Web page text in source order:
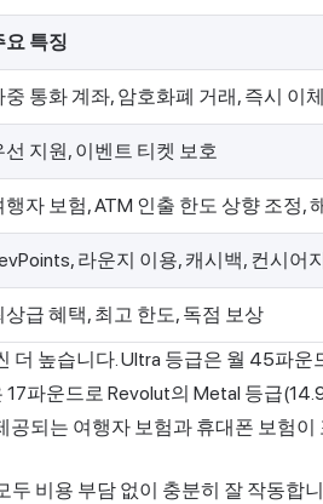
요 특징
중 통화 계좌, 암호화폐 거래, 즉시 이체
선 지원, 이벤트 티켓 보호
행자 보험, ATM 인출 한도 상향 조정,
라운지 이용, 캐시백, 컨시어
상급 혜택, 최고 한도, 독점 보상
더 높습니다. Ultra 등급은 월 45파
17파운드로 Revolut의 Metal 등급
공되는 여행자 보험과 휴대폰 보험이
두 비용 부담 없이 충분히 잘 작동합